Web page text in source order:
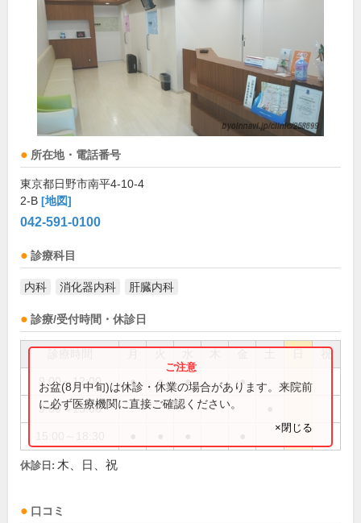
所在地・電話番号
東京都日野市南平4-10-4
2-B [地図]
042-591-0100
診療科目
内科 消化器内科 肝臓内科
診療/受付時間・休診日
祝
9:00～12:00 ● ● ● ●
9:00～13:00
お盆(8月中旬)は休診・休業の場合があります。来院前
に必ず医療機関に直接ご確認ください。
×閉じる
休診日: 木、日、祝
口コミ